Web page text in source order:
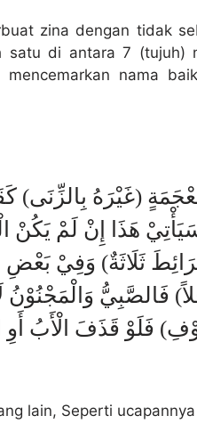
zina dengan tidak
satu di antara 7 (tujuh)
nama
(غَيْرَهُ بِالزِّنَى)
هَذَا إِنْ لَمْ يَكُنْ
ثَلَاثَةٌ) وَفِيْ
فَالصَّبِيُّ
فَلَوْ قَذَفَ الْأَبُ أَوِ
lain, Seperti